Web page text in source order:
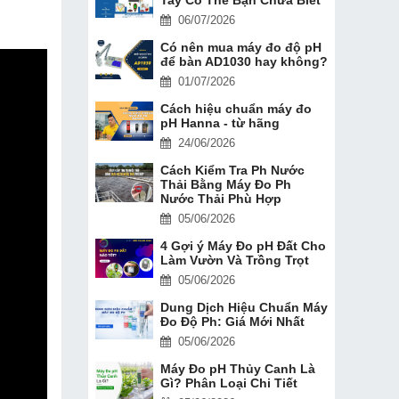
06/07/2026
Có nên mua máy đo độ pH
để bàn AD1030 hay không?
01/07/2026
Cách hiệu chuẩn máy đo
pH Hanna - từ hãng
24/06/2026
Cách Kiểm Tra Ph Nước
Thải Bằng Máy Đo Ph
Nước Thải Phù Hợp
05/06/2026
4 Gợi ý Máy Đo pH Đất Cho
Làm Vườn Và Trồng Trọt
05/06/2026
Dung Dịch Hiệu Chuẩn Máy
Đo Độ Ph: Giá Mới Nhất
05/06/2026
Máy Đo pH Thủy Canh Là
Gì? Phân Loại Chi Tiết